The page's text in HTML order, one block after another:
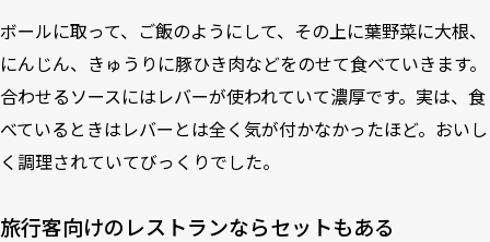
ボールに取って、ご飯のようにして、その上に葉野菜に大根、
にんじん、きゅうりに豚ひき肉などをのせて食べていきます。
合わせるソースにはレバーが使われていて濃厚です。実は、食
べているときはレバーとは全く気が付かなかったほど。おいし
く調理されていてびっくりでした。
旅行客向けのレストランならセットもある